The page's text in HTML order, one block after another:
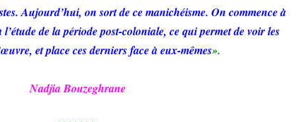
Aujourd’hui, on sort de ce manichéisme. On commence à
l’étude de la période post-coloniale, ce qui permet de voir les
et place ces derniers face à eux-mêmes».
Nadjia Bouzeghrane